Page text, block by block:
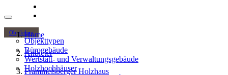
Objektbau
Objekttypen
Bürogebäude
Wertstatt- und Verwaltungsgebäude
Holzhochhäuser
Home
Anbieter
Frammelsberger Holzhaus